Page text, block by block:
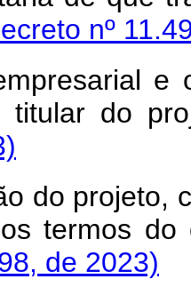
nº
e
titular do
do projeto,
termos
de 2023)